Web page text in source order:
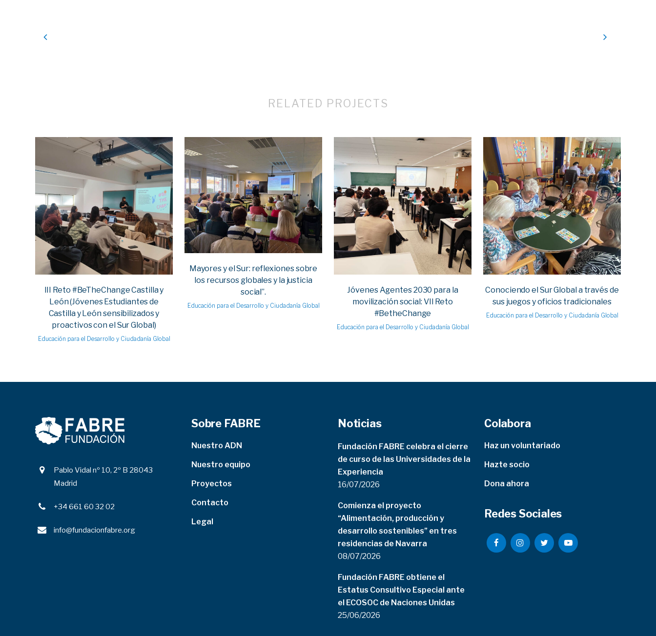
RELATED PROJECTS
VIEW
III Reto #BeTheChange Castilla y
León (Jóvenes Estudiantes de
Castilla y León sensibilizados y
proactivos con el Sur Global)
Educación para el Desarrollo y Ciudadanía Global
VIEW
Mayores y el Sur: reflexiones sobre
los recursos globales y la justicia
social”.
Educación para el Desarrollo y Ciudadanía Global
VIEW
Jóvenes Agentes 2030 para la
movilización social: VII Reto
#BetheChange
Educación para el Desarrollo y Ciudadanía Global
VIEW
Conociendo el Sur Global a través de
sus juegos y oficios tradicionales
Educación para el Desarrollo y Ciudadanía Global
Pablo Vidal nº 10, 2º B 28043
Madrid
+34 661 60 32 02
info@fundacionfabre.org
Sobre FABRE
Nuestro ADN
Nuestro equipo
Proyectos
Contacto
Legal
Noticias
Fundación FABRE celebra el cierre
de curso de las Universidades de la
Experiencia
16/07/2026
Comienza el proyecto
“Alimentación, producción y
desarrollo sostenibles” en tres
residencias de Navarra
08/07/2026
Fundación FABRE obtiene el
Estatus Consultivo Especial ante
el ECOSOC de Naciones Unidas
25/06/2026
Colabora
Haz un voluntariado
Hazte socio
Dona ahora
Redes Sociales